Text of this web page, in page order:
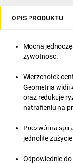
OPIS PRODUKTU
Mocna
żywotność.
Wierzchołek
Geometria widii
oraz redukuje
natrafieniu na
Poczwórna
jednolite zużycie.
Odpowiednie do